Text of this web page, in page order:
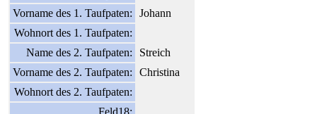
Vorname des 1. Taufpaten:
Johann
Wohnort des 1. Taufpaten:
Name des 2. Taufpaten:
Streich
Vorname des 2. Taufpaten:
Christina
Wohnort des 2. Taufpaten:
Feld18: